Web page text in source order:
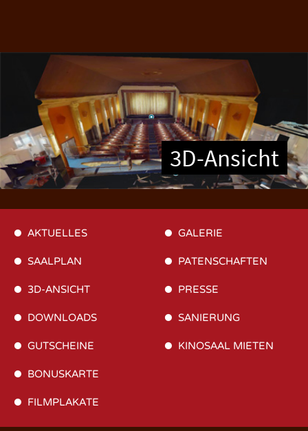
3D-Ansicht
AKTUELLES
SAALPLAN
3D-ANSICHT
DOWNLOADS
GUTSCHEINE
BONUSKARTE
FILMPLAKATE
GALERIE
PATENSCHAFTEN
PRESSE
SANIERUNG
KINOSAAL MIETEN